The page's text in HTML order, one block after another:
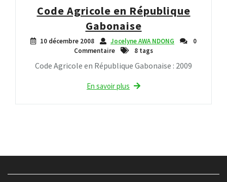
Code Agricole en République
Gabonaise
10 décembre 2008 Jocelyne AWA NDONG
0
Commentaire
8 tags
Code Agricole en République Gabonaise : 2009
En savoir plus